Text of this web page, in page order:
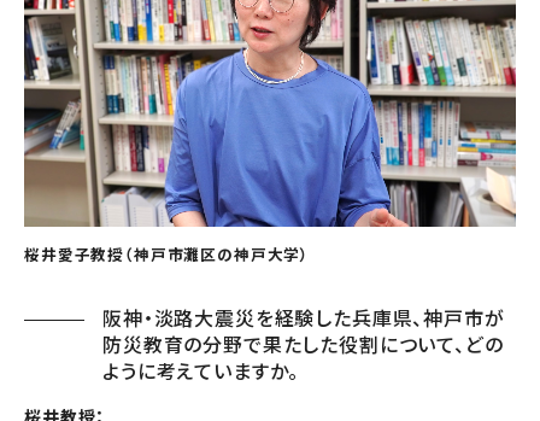
桜井愛子教授（神戸市灘区の神戸大学）
阪神・淡路大震災を経験した兵庫県、神戸市が
防災教育の分野で果たした役割について、どの
ように考えていますか。